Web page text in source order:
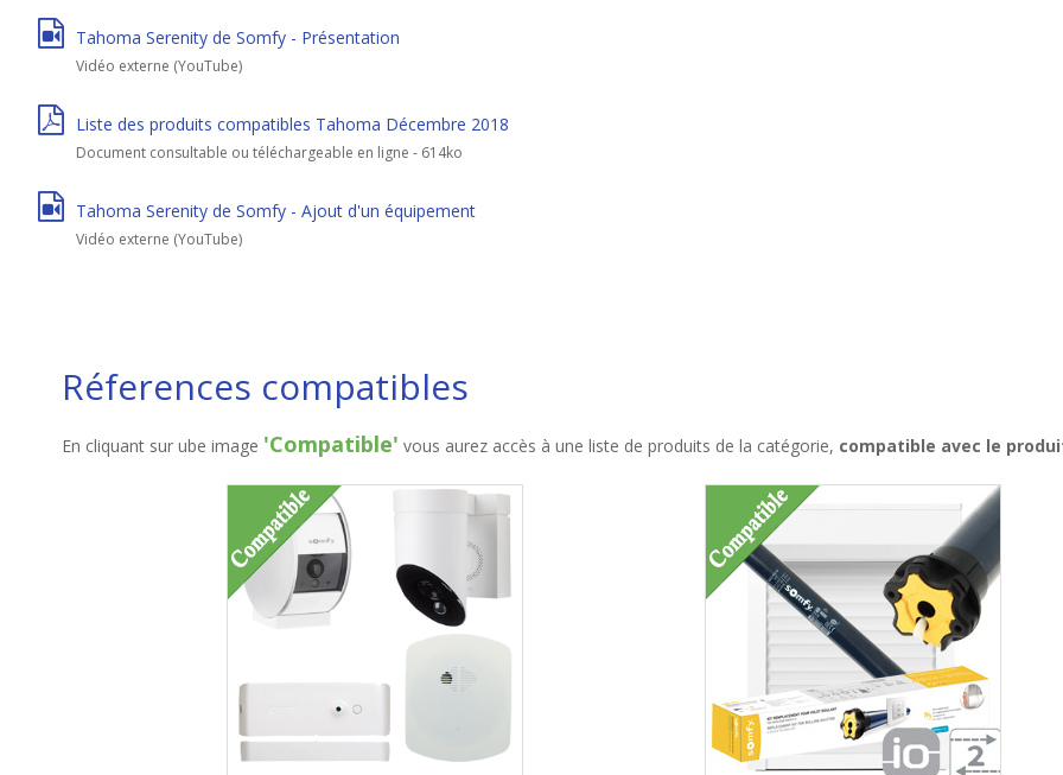
Tahoma Serenity de Somfy - Présentation
Vidéo externe (YouTube)
Liste des produits compatibles Tahoma Décembre 2018
Document consultable ou téléchargeable en ligne - 614ko
Tahoma Serenity de Somfy - Ajout d'un équipement
Vidéo externe (YouTube)
Réferences compatibles
En cliquant sur ube image 'Compatible' vous aurez accès à une liste de produits de la catégorie, compatible avec le produit